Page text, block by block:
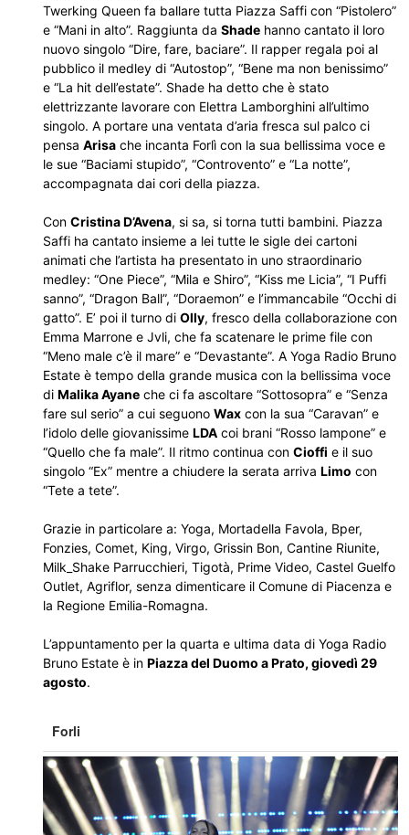
Twerking Queen fa ballare tutta Piazza Saffi con “Pistolero”
e “Mani in alto”. Raggiunta da Shade hanno cantato il loro
nuovo singolo “Dire, fare, baciare”. Il rapper regala poi al
pubblico il medley di “Autostop”, “Bene ma non benissimo”
e “La hit dell’estate”. Shade ha detto che è stato
elettrizzante lavorare con Elettra Lamborghini all’ultimo
singolo. A portare una ventata d’aria fresca sul palco ci
pensa Arisa che incanta Forlì con la sua bellissima voce e
le sue “Baciami stupido”, “Controvento” e “La notte”,
accompagnata dai cori della piazza.
Con Cristina D’Avena, si sa, si torna tutti bambini. Piazza
Saffi ha cantato insieme a lei tutte le sigle dei cartoni
animati che l’artista ha presentato in uno straordinario
medley: “One Piece”, “Mila e Shiro”, “Kiss me Licia”, “I Puffi
sanno”, “Dragon Ball”, “Doraemon” e l’immancabile “Occhi di
gatto”. E’ poi il turno di Olly, fresco della collaborazione con
Emma Marrone e Jvli, che fa scatenare le prime file con
“Meno male c’è il mare” e “Devastante”. A Yoga Radio Bruno
Estate è tempo della grande musica con la bellissima voce
di Malika Ayane che ci fa ascoltare “Sottosopra” e “Senza
fare sul serio” a cui seguono Wax con la sua “Caravan” e
l’idolo delle giovanissime LDA coi brani “Rosso lampone” e
“Quello che fa male”. Il ritmo continua con Cioffi e il suo
singolo “Ex” mentre a chiudere la serata arriva Limo con
“Tete a tete”.
Grazie in particolare a: Yoga, Mortadella Favola, Bper,
Fonzies, Comet, King, Virgo, Grissin Bon, Cantine Riunite,
Milk_Shake Parrucchieri, Tigotà, Prime Video, Castel Guelfo
Outlet, Agriflor, senza dimenticare il Comune di Piacenza e
la Regione Emilia-Romagna.
L’appuntamento per la quarta e ultima data di Yoga Radio
Bruno Estate è in Piazza del Duomo a Prato, giovedì 29
agosto.
Forli